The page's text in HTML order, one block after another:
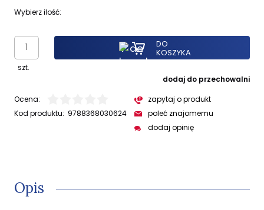
Wybierz ilość:
szt.
DO
KOSZYKA
dodaj do przechowalni
Ocena:
Kod produktu: 9788368030624
zapytaj o produkt
poleć znajomemu
dodaj opinię
Opis